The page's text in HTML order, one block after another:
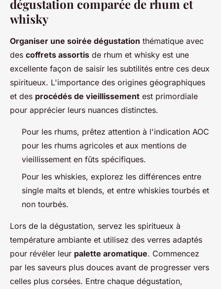
dégustation comparée de rhum et
whisky
Organiser une soirée dégustation thématique avec
des coffrets assortis de rhum et whisky est une
excellente façon de saisir les subtilités entre ces deux
spiritueux. L'importance des origines géographiques
et des procédés de vieillissement est primordiale
pour apprécier leurs nuances distinctes.
Pour les rhums, prêtez attention à l'indication AOC
pour les rhums agricoles et aux mentions de
vieillissement en fûts spécifiques.
Pour les whiskies, explorez les différences entre
single malts et blends, et entre whiskies tourbés et
non tourbés.
Lors de la dégustation, servez les spiritueux à
température ambiante et utilisez des verres adaptés
pour révéler leur palette aromatique. Commencez
par les saveurs plus douces avant de progresser vers
celles plus corsées. Entre chaque dégustation,